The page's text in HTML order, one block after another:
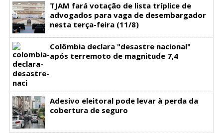
TJAM fará votação de lista tríplice de
advogados para vaga de desembargador
nesta terça-feira (11/8)
Colômbia declara "desastre nacional"
após terremoto de magnitude 7,4
Adesivo eleitoral pode levar à perda da
cobertura de seguro